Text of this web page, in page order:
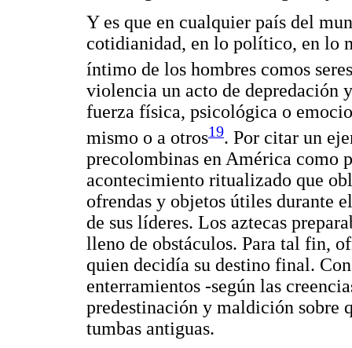
Y es que en cualquier país del
cotidianidad, en lo político, en lo
íntimo de los hombres comos
violencia un acto de depredación
fuerza física, psicológica o
mismo o a otros19. Por citar un
precolombinas en América como
acontecimiento ritualizado que
ofrendas y objetos útiles durante
de sus líderes. Los aztecas
lleno de obstáculos. Para tal fin,
quien decidía su destino final.
enterramientos -según las
predestinación y maldición sobre
tumbas antiguas.